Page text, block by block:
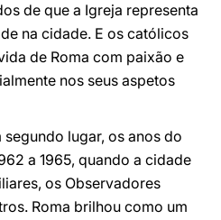
de que a Igreja representa
na cidade. E os católicos
de Roma com paixão e
nos seus aspetos
lugar, os anos do
a 1965, quando a cidade
os Observadores
Roma brilhou como um